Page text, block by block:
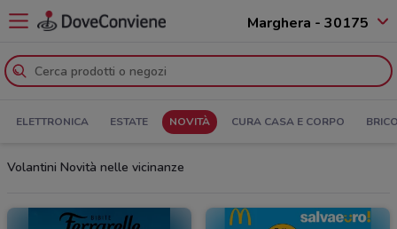
Marghera - 30175
ELETTRONICA ESTATE NOVITÀ CURA CASA E CORPO
Volantini Novità nelle vicinanze